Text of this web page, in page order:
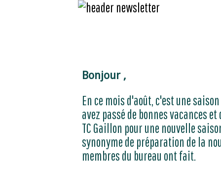
Bonjour ,
En ce mois d'août, c'est une
avez passé de bonnes vacances
TC Gaillon pour une nouvelle
synonyme de préparation de la
membres du bureau ont fait.